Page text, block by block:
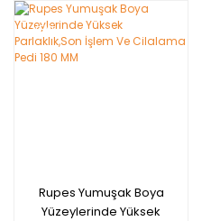
YENİ
Rupes Yumuşak Boya
Yüzeylerinde Yüksek